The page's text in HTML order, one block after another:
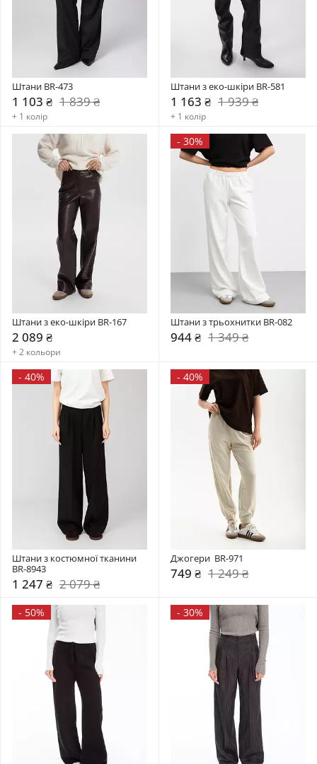
Штани BR-473
1 103 ₴ 1 839 ₴
+ 1 колір
Штани з еко-шкіри BR-581
1 163 ₴ 1 939 ₴
+ 1 колір
Штани з еко-шкіри BR-167
2 089 ₴
+ 2 кольори
- 30%
Штани з трьохнитки BR-082
944 ₴ 1 349 ₴
- 40%
Штани з костюмної тканини
BR-8943
1 247 ₴ 2 079 ₴
- 40%
Джогери  BR-971
749 ₴ 1 249 ₴
- 50% - 30%